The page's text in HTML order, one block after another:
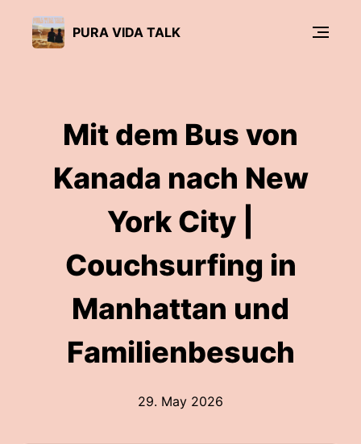
PURA VIDA TALK
Mit dem Bus von
Kanada nach New
York City |
Couchsurfing in
Manhattan und
Familienbesuch
29. May 2026